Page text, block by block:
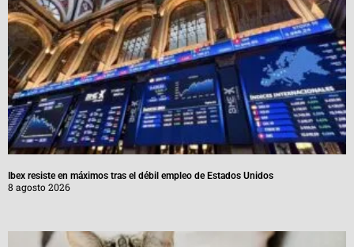
Ibex resiste en máximos tras el débil empleo de Estados Unidos
8 agosto 2026